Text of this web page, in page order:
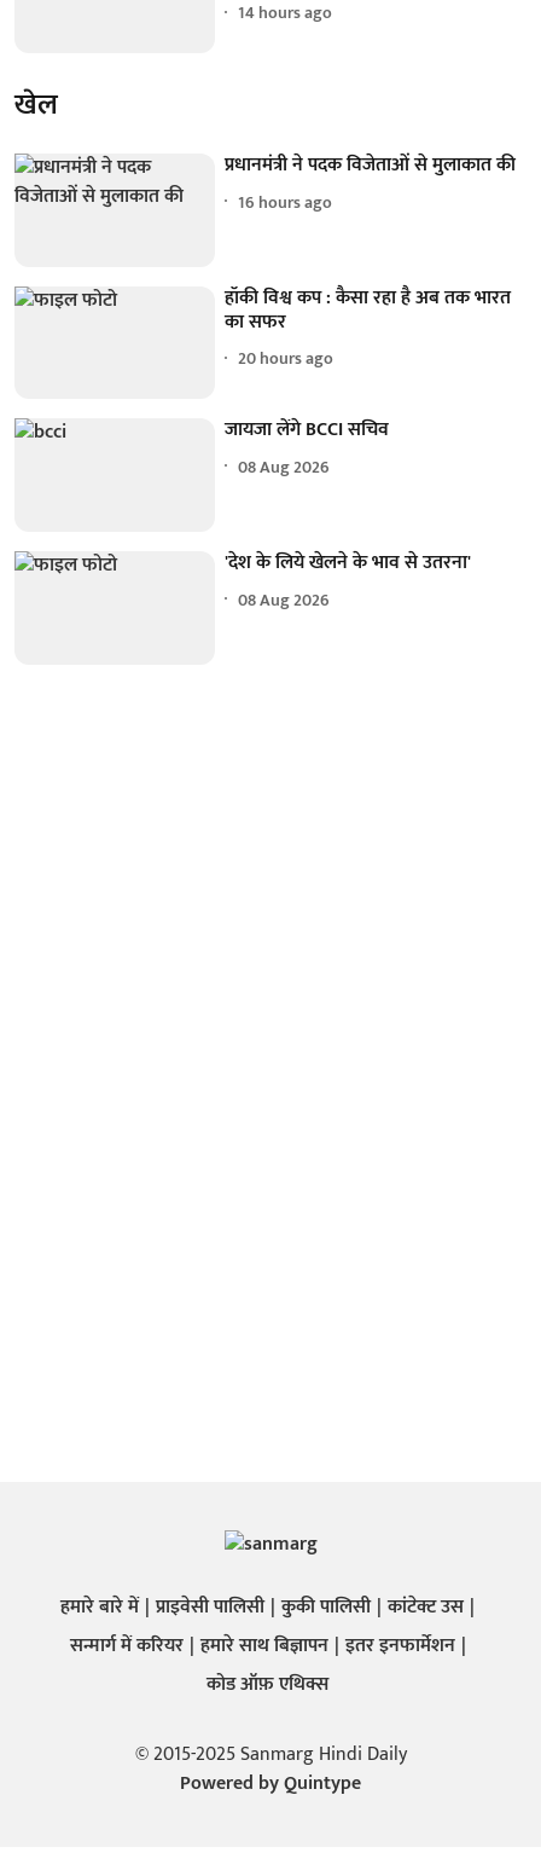
14 hours ago
खेल
प्रधानमंत्री ने पदक विजेताओं से मुलाकात की
16 hours ago
हॉकी विश्व कप : कैसा रहा है अब तक भारत
का सफर
20 hours ago
जायजा लेंगे BCCI सचिव
08 Aug 2026
'देश के लिये खेलने के भाव से उतरना'
08 Aug 2026
हमारे बारे में प्राइवेसी पालिसी कुकी पालिसी कांटेक्ट उस
सन्मार्ग में करियर हमारे साथ बिज्ञापन इतर इनफार्मेशन
कोड ऑफ़ एथिक्स
© 2015-2025 Sanmarg Hindi Daily
Powered byQuintype